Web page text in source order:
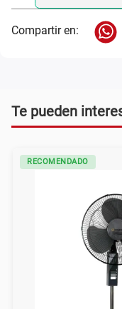
Te pueden
RECOMENDADO